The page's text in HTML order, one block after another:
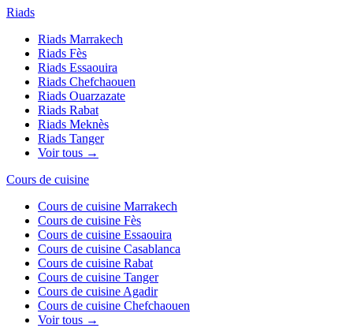
Riads
Riads Marrakech
Riads Fès
Riads Essaouira
Riads Chefchaouen
Riads Ouarzazate
Riads Rabat
Riads Meknès
Riads Tanger
Voir tous →
Cours de cuisine
Cours de cuisine Marrakech
Cours de cuisine Fès
Cours de cuisine Essaouira
Cours de cuisine Casablanca
Cours de cuisine Rabat
Cours de cuisine Tanger
Cours de cuisine Agadir
Cours de cuisine Chefchaouen
Voir tous →